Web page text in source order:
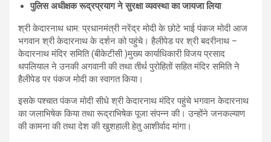
पुलिस अधीक्षक रूद्रप्रयाग ने सुरक्षा व्यवस्था का जायजा लिया
श्री केदारनाथ धाम: प्रधानमंत्री नरेंद्र मोदी के छोटे भाई पंकज मोदी आज
भगवान श्री केदारनाथ के दर्शन को पहुंचे। हैलीपेड पर श्री बदरीनाथ –
केदारनाथ मंदिर समिति (बीकेटीसी )मुख्य कार्याधिकारी विजय प्रसाद
थपलियाल ने उनकी अगवानी की तथा तीर्थ पुरोहितों सहित मंदिर समिति ने
हैलीपेड पर पंकज मोदी का स्वागत किया।
इसके पश्चात पंकज मोदी सीधे श्री केदारनाथ मंदिर पहुंचे भगवान केदारनाथ
का जलाभिषेक किया तथा रूद्राभिषेक पूजा संपन्न की। उन्होंने जनकल्याण
की कामना की तथा देश की खुशहाली हेतु आशीर्वाद मांगा।